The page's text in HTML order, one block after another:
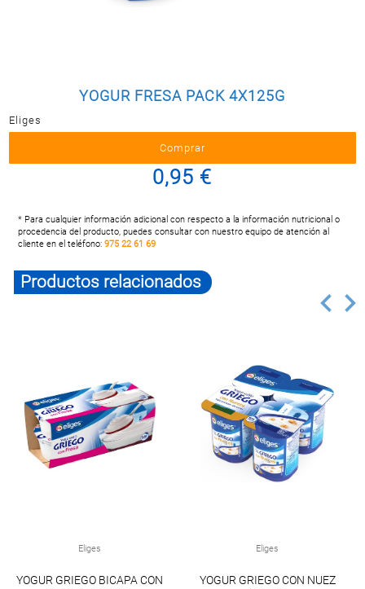
YOGUR FRESA PACK 4X125G
Eliges
0,95 €
* Para cualquier información adicional con respecto a la información nutricional o
procedencia del producto, puedes consultar con nuestro equipo de atención al
cliente en el teléfono:975 22 61 69
Productos relacionados
Eliges
YOGUR GRIEGO BICAPA CON
Eliges
YOGUR GRIEGO CON NUEZ